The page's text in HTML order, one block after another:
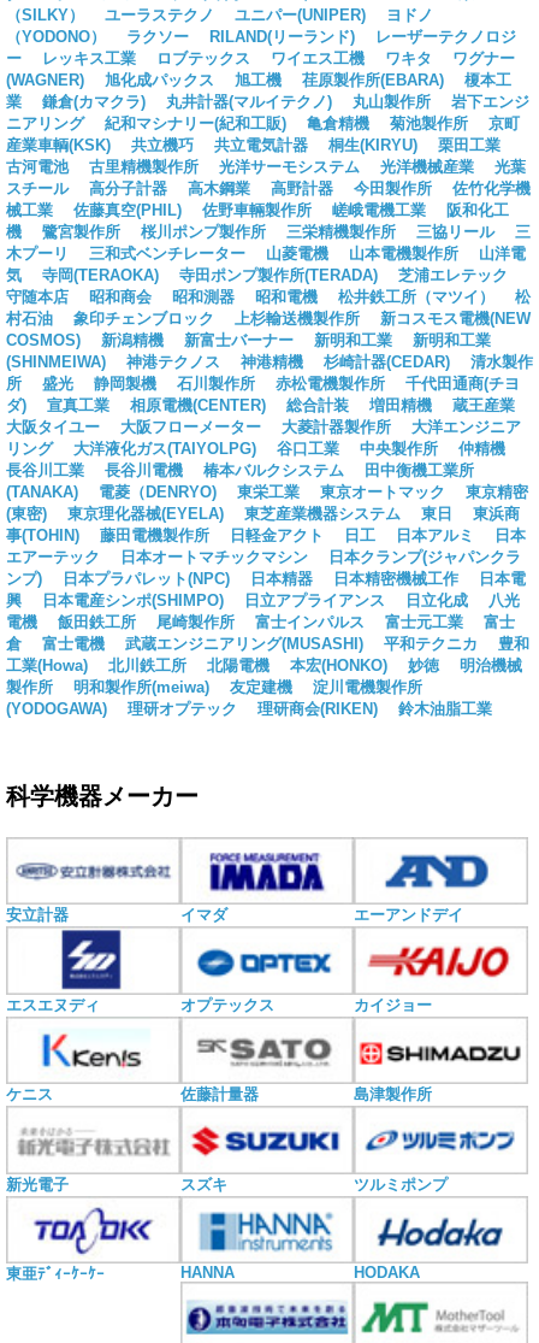
（SILKY）
ユーラステクノ ユニパー(UNIPER)
ヨドノ
（YODONO）
ラクソー RILAND(リーランド)
レーザーテクノロジ
ー
レッキス工業 ロブテックス ワイエス工機 ワキタ
ワグナー
(WAGNER)
旭化成パックス 旭工機 荏原製作所(EBARA)
榎本工
業
鎌倉(カマクラ) 丸井計器(マルイテクノ) 丸山製作所
岩下エンジ
ニアリング
紀和マシナリー(紀和工販) 亀倉精機 菊池製作所
京町
産業車輌(KSK)
共立機巧 共立電気計器 桐生(KIRYU)
栗田工業
古河電池
古里精機製作所 光洋サーモシステム 光洋機械産業
光葉
スチール
高分子計器 高木鋼業 高野計器 今田製作所
佐竹化学機
械工業
佐藤真空(PHIL) 佐野車輛製作所 嵯峨電機工業
阪和化工
機
鷺宮製作所 桜川ポンプ製作所 三栄精機製作所 三協リール
三
木プーリ
三和式ベンチレーター 山菱電機 山本電機製作所
山洋電
気
寺岡(TERAOKA) 寺田ポンプ製作所(TERADA)
芝浦エレテック
守随本店
昭和商会 昭和測器 昭和電機 松井鉄工所（マツイ）
松
村石油
象印チェンブロック 上杉輸送機製作所
新コスモス電機(NEW
COSMOS)
新潟精機 新富士バーナー 新明和工業
新明和工業
(SHINMEIWA)
神港テクノス 神港精機 杉崎計器(CEDAR)
清水製作
所
盛光 静岡製機 石川製作所 赤松電機製作所
千代田通商(チヨ
ダ)
宣真工業 相原電機(CENTER) 総合計装 増田精機
蔵王産業
大阪タイユー
大阪フローメーター 大菱計器製作所
大洋エンジニア
リング
大洋液化ガス(TAIYOLPG) 谷口工業 中央製作所
仲精機
長谷川工業
長谷川電機 椿本バルクシステム
田中衡機工業所
(TANAKA)
電菱（DENRYO) 東栄工業 東京オートマック
東京精密
(東密)
東京理化器械(EYELA) 東芝産業機器システム 東日
東浜商
事(TOHIN)
藤田電機製作所 日軽金アクト 日工 日本アルミ
日本
エアーテック
日本オートマチックマシン
日本クランプ(ジャパンクラ
ンプ)
日本プラパレット(NPC) 日本精器 日本精密機械工作
日本電
興
日本電産シンポ(SHIMPO) 日立アプライアンス 日立化成
八光
電機
飯田鉄工所 尾崎製作所 富士インパルス 富士元工業
富士
倉
富士電機 武蔵エンジニアリング(MUSASHI) 平和テクニカ
豊和
工業(Howa)
北川鉄工所 北陽電機 本宏(HONKO) 妙徳
明治機械
製作所
明和製作所(meiwa) 友定建機
淀川電機製作所
(YODOGAWA)
理研オプテック 理研商会(RIKEN) 鈴木油脂工業
科学機器メーカー
安立計器 イマダ エーアンドデイ
エスエヌディ オプテックス カイジョー
ケニス 佐藤計量器 島津製作所
新光電子 スズキ ツルミポンプ
東亜ﾃﾞｨｰｹｰｹｰ HANNA HODAKA